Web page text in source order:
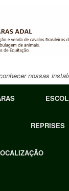
nossas
REPRISES